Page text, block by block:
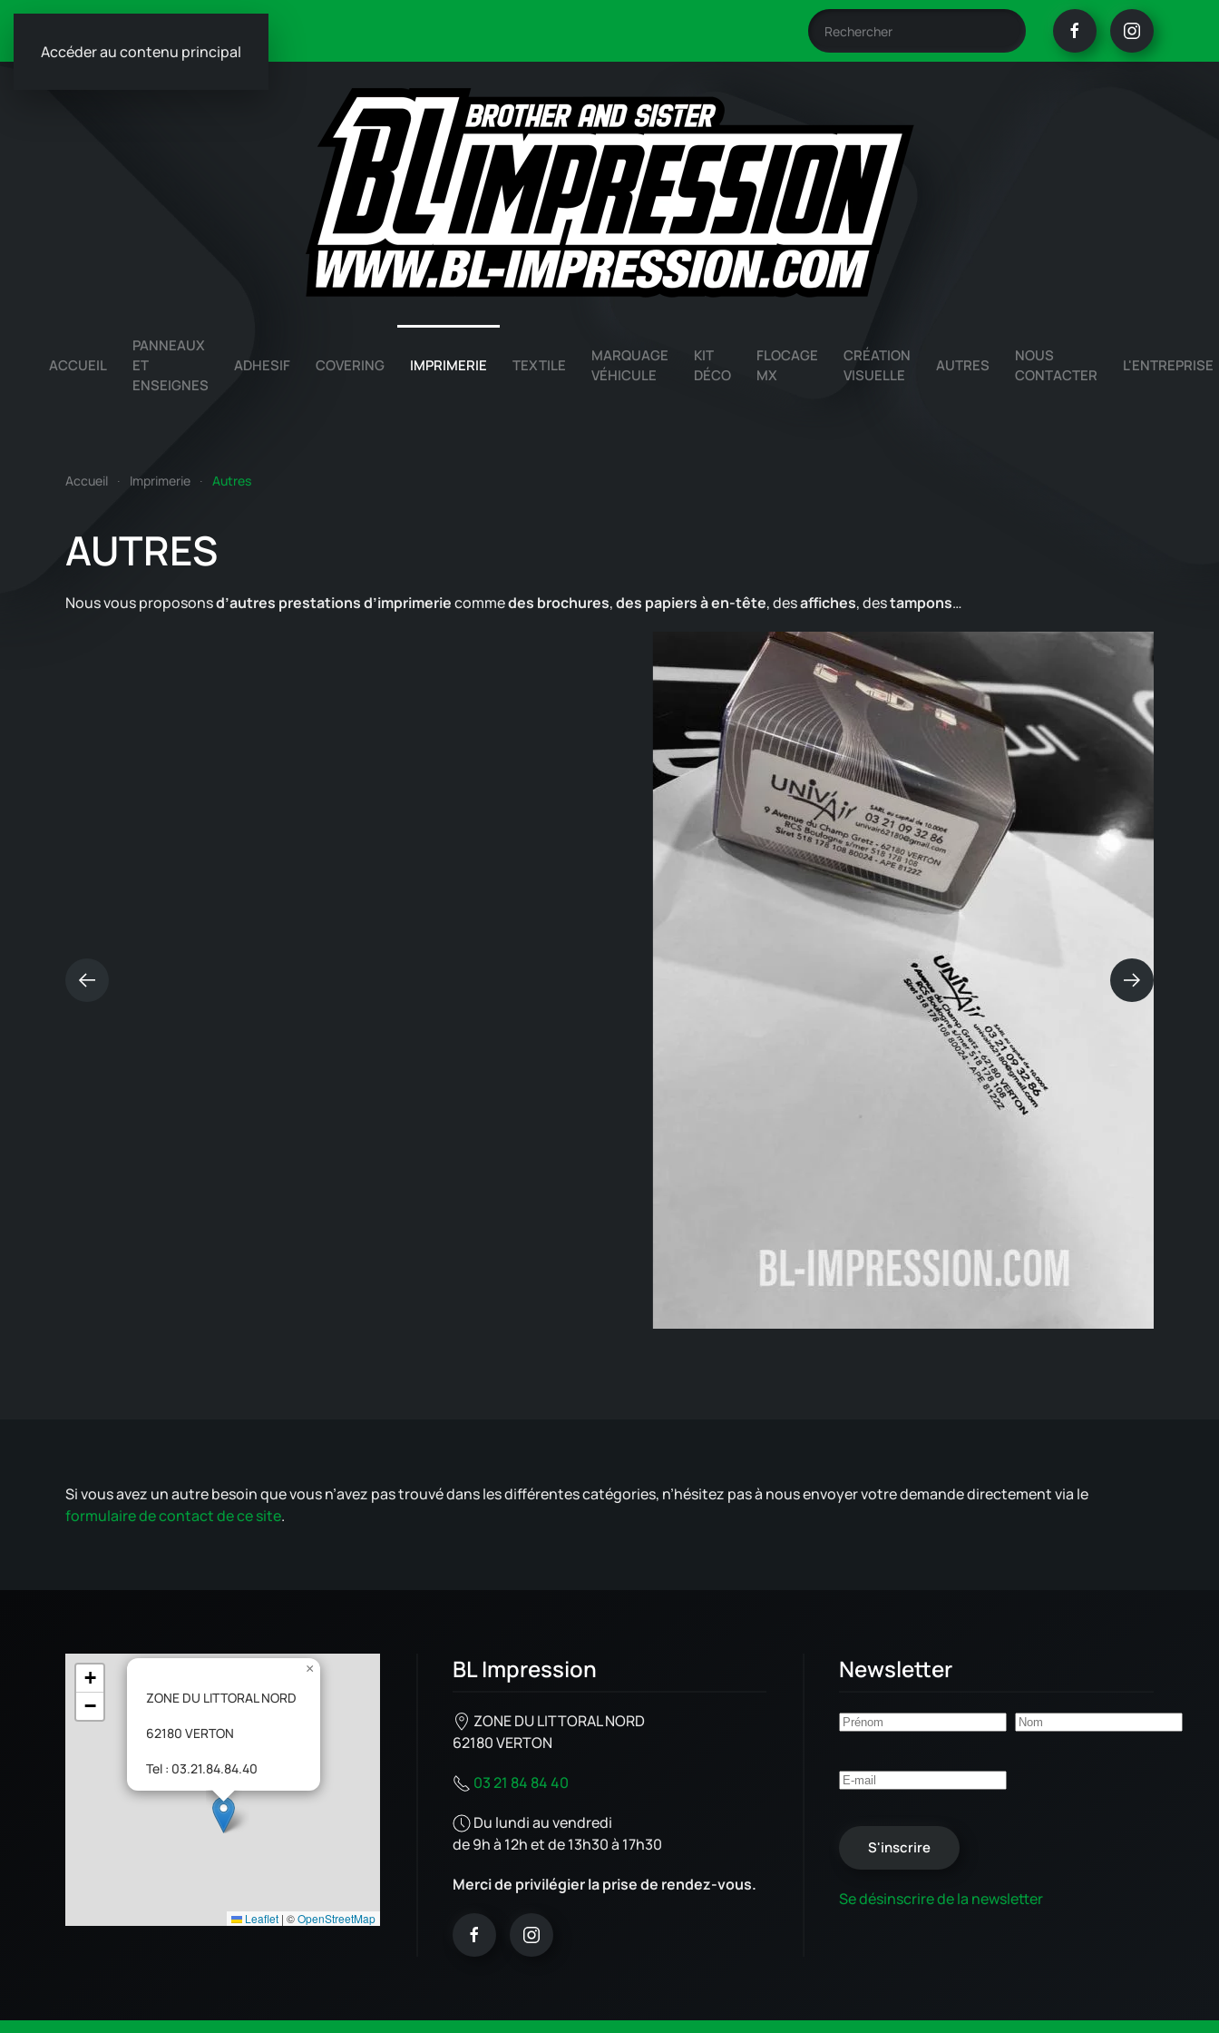
Accéder au contenu principal
ACCUEIL
PANNEAUX
ET
ENSEIGNES
ADHESIF COVERING IMPRIMERIE TEXTILE
MARQUAGE
VÉHICULE
KIT
DÉCO
FLOCAGE
MX
CRÉATION
VISUELLE
AUTRES
NOUS
CONTACTER
L'ENTREPRISE
Accueil Imprimerie Autres
AUTRES
Nous vous proposonsd’autres prestationsd’imprimeriecommedes brochures,des papiers à en-tête, desaffiches, destampons…
Si vous avez un autre besoin que vous n’avez pas trouvé dans les différentes catégories, n’hésitez pas à nous envoyer votre demande directement via le
formulaire de contact de ce site.
ZONE DU LITTORAL NORD
62180 VERTON
Tel : 03.21.84.84.40
×
+
−
Leaflet | ©OpenStreetMap
BL Impression
ZONE DU LITTORAL NORD
62180 VERTON
03 21 84 84 40
Du lundi au vendredi
de 9h à 12h et de 13h30 à 17h30
Merci de privilégier la prise de rendez-vous.
Newsletter
S'inscrire
Se désinscrire de la newsletter